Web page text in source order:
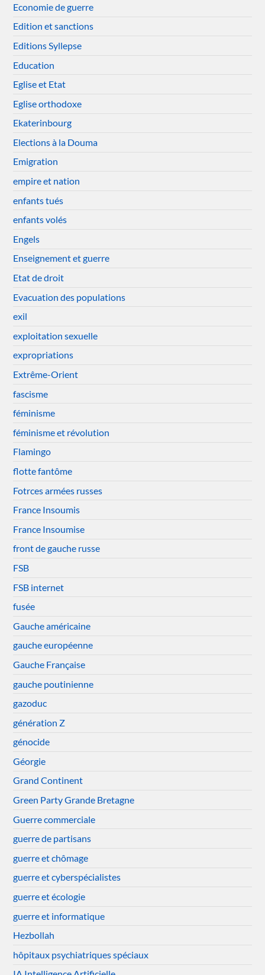
Economie de guerre
Edition et sanctions
Editions Syllepse
Education
Eglise et Etat
Eglise orthodoxe
Ekaterinbourg
Elections à la Douma
Emigration
empire et nation
enfants tués
enfants volés
Engels
Enseignement et guerre
Etat de droit
Evacuation des populations
exil
exploitation sexuelle
expropriations
Extrême-Orient
fascisme
féminisme
féminisme et révolution
Flamingo
flotte fantôme
Fotrces armées russes
France Insoumis
France Insoumise
front de gauche russe
FSB
FSB internet
fusée
Gauche américaine
gauche européenne
Gauche Française
gauche poutinienne
gazoduc
génération Z
génocide
Géorgie
Grand Continent
Green Party Grande Bretagne
Guerre commerciale
guerre de partisans
guerre et chômage
guerre et cyberspécialistes
guerre et écologie
guerre et informatique
Hezbollah
hôpitaux psychiatriques spéciaux